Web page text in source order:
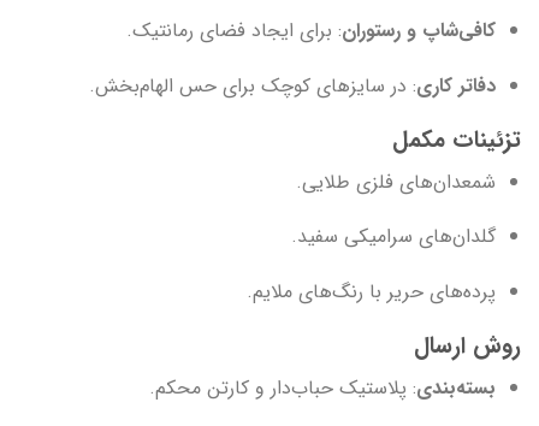
کافی‌شاپ و رستوران: برای ایجاد فضای رمانتیک.
دفاتر کاری: در سایزهای کوچک برای حس الهام‌بخش.
تزئینات مکمل
شمعدان‌های فلزی طلایی.
گلدان‌های سرامیکی سفید.
پرده‌های حریر با رنگ‌های ملایم.
روش ارسال
بسته‌بندی: پلاستیک حباب‌دار و کارتن محکم.